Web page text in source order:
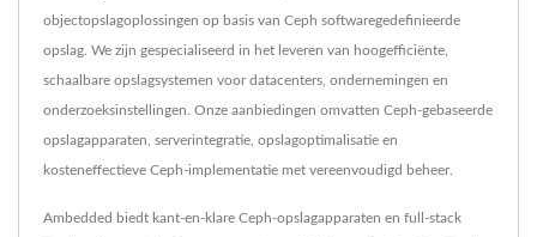
objectopslagoplossingen op basis van Ceph softwaregedefinieerde
opslag. We zijn gespecialiseerd in het leveren van hoogefficiënte,
schaalbare opslagsystemen voor datacenters, ondernemingen en
onderzoeksinstellingen. Onze aanbiedingen omvatten Ceph-gebaseerde
opslagapparaten, serverintegratie, opslagoptimalisatie en
kosteneffectieve Ceph-implementatie met vereenvoudigd beheer.
Ambedded biedt kant-en-klare Ceph-opslagapparaten en full-stack